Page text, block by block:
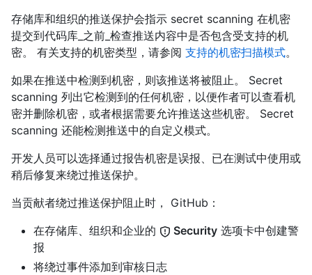
存储库和组织的推送保护会指示 secret scanning 在机密
提交到代码库_之前_检查推送内容中是否包含受支持的机
密。 有关支持的机密类型，请参阅 支持的机密扫描模式。
如果在推送中检测到机密，则该推送将被阻止。 Secret
scanning 列出它检测到的任何机密，以便作者可以查看机
密并删除机密，或者根据需要允许推送这些机密。 Secret
scanning 还能检测推送中的自定义模式。
开发人员可以选择通过报告机密是误报、已在测试中使用或
稍后修复来绕过推送保护。
当贡献者绕过推送保护阻止时， GitHub：
在存储库、组织和企业的
Security 选项卡中创建警
报
将绕过事件添加到审核日志